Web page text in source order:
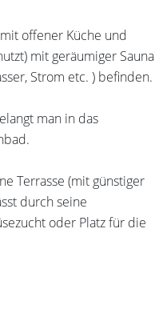
offener Küche und
mit geräumiger Sauna
Strom etc. ) befinden.
man in das
Terrasse (mit günstiger
durch seine
oder Platz für die